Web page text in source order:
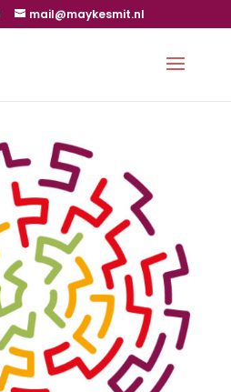
mail@maykesmit.nl